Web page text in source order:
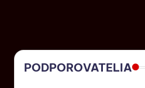
PODPOROVATELIA